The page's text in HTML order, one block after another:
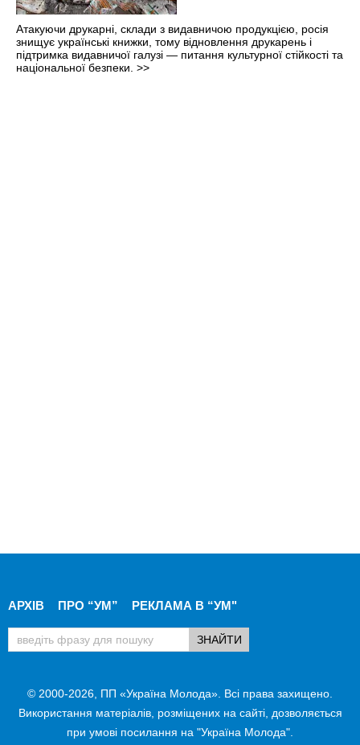
Атакуючи друкарні, склади з видавничою продукцією, росія
знищує українські книжки, тому відновлення друкарень і
підтримка видавничої галузі — питання культурної стійкості та
національної безпеки. >>
АРХІВ ПРО “УМ” РЕКЛАМА В “УМ"
© 2000-2026, ПП «Україна Молода». Всі права захищено.
Використання матеріалів, розміщених на сайті, дозволяється
при умові посилання на "Україна Молода".